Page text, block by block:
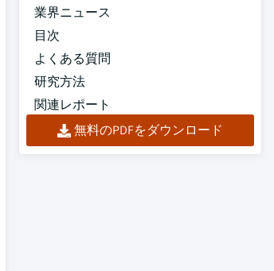
業界ニュース
目次
よくある質問
研究方法
関連レポート
無料のPDFをダウンロード